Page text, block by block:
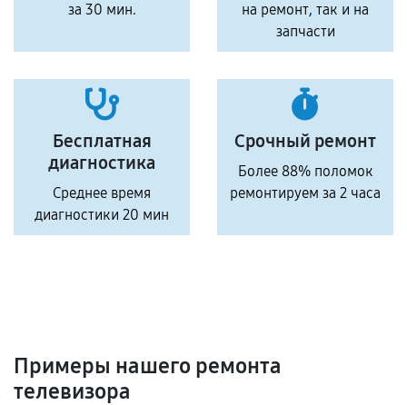
за 30 мин.
на ремонт, так и на
запчасти
Бесплатная
диагностика
Среднее время
диагностики 20 мин
Срочный ремонт
Более 88% поломок
ремонтируем за 2 часа
Примеры нашего ремонта
телевизора